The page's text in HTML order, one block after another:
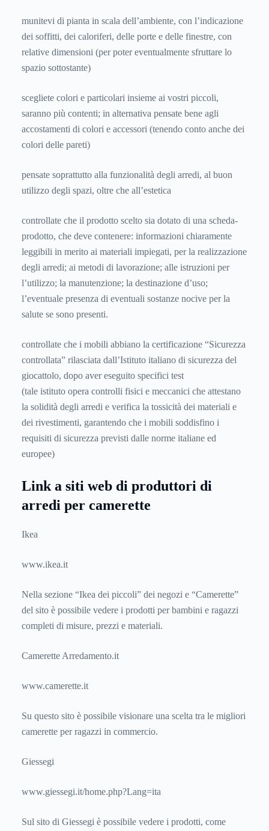
munitevi di pianta in scala dell’ambiente, con l’indicazione
dei soffitti, dei caloriferi, delle porte e delle finestre, con
relative dimensioni (per poter eventualmente sfruttare lo
spazio sottostante)
scegliete colori e particolari insieme ai vostri piccoli,
saranno più contenti; in alternativa pensate bene agli
accostamenti di colori e accessori (tenendo conto anche dei
colori delle pareti)
pensate soprattutto alla funzionalità degli arredi, al buon
utilizzo degli spazi, oltre che all’estetica
controllate che il prodotto scelto sia dotato di una scheda-
prodotto, che deve contenere: informazioni chiaramente
leggibili in merito ai materiali impiegati, per la realizzazione
degli arredi; ai metodi di lavorazione; alle istruzioni per
l’utilizzo; la manutenzione; la destinazione d’uso;
l’eventuale presenza di eventuali sostanze nocive per la
salute se sono presenti.
controllate che i mobili abbiano la certificazione “Sicurezza
controllata” rilasciata dall’Istituto italiano di sicurezza del
giocattolo, dopo aver eseguito specifici test
(tale istituto opera controlli fisici e meccanici che attestano
la solidità degli arredi e verifica la tossicità dei materiali e
dei rivestimenti, garantendo che i mobili soddisfino i
requisiti di sicurezza previsti dalle norme italiane ed
europee)
Link a siti web di produttori di
arredi per camerette
Ikea
www.ikea.it
Nella sezione “Ikea dei piccoli” dei negozi e “Camerette”
del sito è possibile vedere i prodotti per bambini e ragazzi
completi di misure, prezzi e materiali.
Camerette Arredamento.it
www.camerette.it
Su questo sito è possibile visionare una scelta tra le migliori
camerette per ragazzi in commercio.
Giessegi
www.giessegi.it/home.php?Lang=ita
Sul sito di Giessegi è possibile vedere i prodotti, come